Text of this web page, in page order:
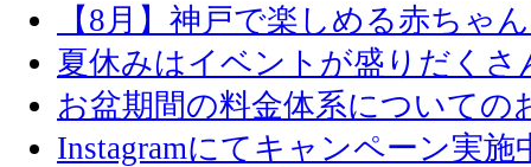
【8月】神戸で楽しめる赤ちゃ
夏休みはイベントが盛りだくさ
お盆期間の料金体系についての
Instagramにてキャンペーン実施